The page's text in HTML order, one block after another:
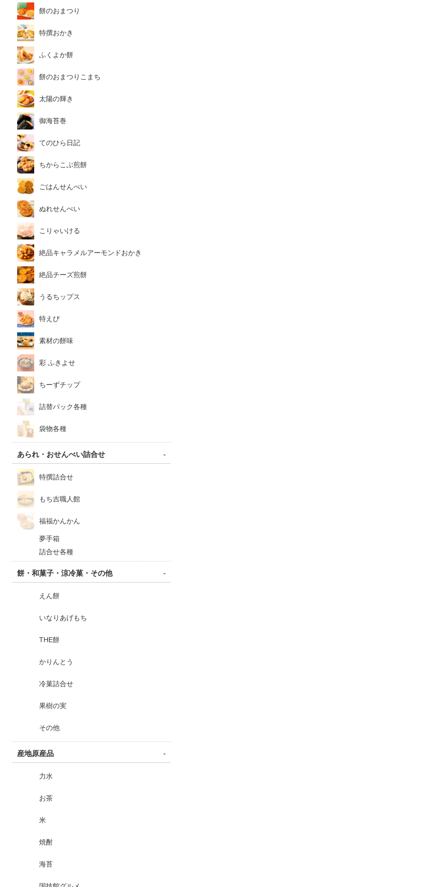
餅のおまつり
特撰おかき
ふくよか餅
餅のおまつりこまち
太陽の輝き
御海苔巻
てのひら日記
ちからこぶ煎餅
ごはんせんべい
ぬれせんべい
こりゃいける
絶品キャラメルアーモンドおかき
絶品チーズ煎餅
うるちップス
特えび
素材の餅味
彩 ふきよせ
ちーずチップ
詰替パック各種
袋物各種
あられ・おせんべい詰合せ
特撰詰合せ
もち吉職人館
福福かんかん
夢手箱
えん餅
いなりあげもち
かりんとう
冷菓詰合せ
果樹の実
その他
産地原産品
力水
お茶
焼酎
国技館グルメ